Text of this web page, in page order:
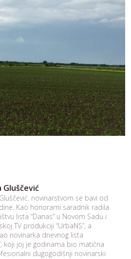
Gluščević
novinarstvom se bavi od
Kao honorarni saradnik radila
lista “Danas” u Novom Sadu i
TV produkciji “UrbaNS”, a
novinarka dnevnog lista
koji joj je godinama bio matična
dugogodišnji novinarski